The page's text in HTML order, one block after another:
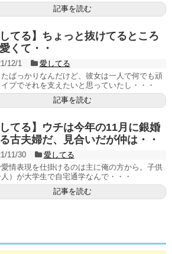
記事を読む
してる】ちょっと抜けてるところ
くて・・
12/1
愛してる
ばっかりなんだけど、彼女は一人で何でも頑
プでそれを支えたいと思っていたし・・・
記事を読む
してる】ウチは今年の11月に銀婚
古夫婦だ、見合いだが仲は・・
11/30
愛してる
情表現を仕掛けるのは主に俺の方から。子供
人）が大学生で自宅通学なんで・・・
記事を読む